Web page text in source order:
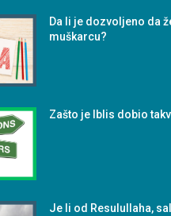
Da li je dozvoljeno da
muškarcu?
Zašto je Iblis dobio
Je li od Resulullaha,